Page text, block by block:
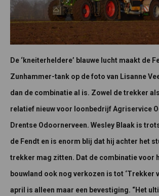
De ‘kneiterheldere’ blauwe lucht maakt de
Zunhammer-tank op de foto van Lisanne
dan de combinatie al is. Zowel de trekker
relatief nieuw voor loonbedrijf Agriservice
Drentse Odoornerveen. Wesley Blaak is
de Fendt en is enorm blij dat hij achter het
trekker mag zitten. Dat de combinatie voor
bouwland ook nog verkozen is tot ‘Trekker
april is alleen maar een bevestiging. “Het